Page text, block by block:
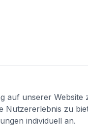
auf unserer Website
Nutzererlebnis zu
individuell an.